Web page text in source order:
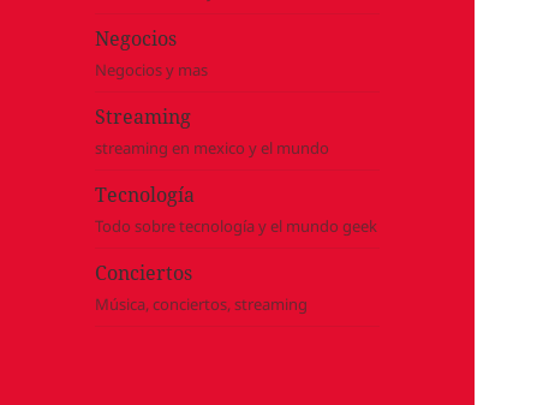
Negocios
Negocios y mas
Streaming
streaming en mexico y el mundo
Tecnología
Todo sobre tecnología y el mundo geek
Conciertos
Música, conciertos, streaming